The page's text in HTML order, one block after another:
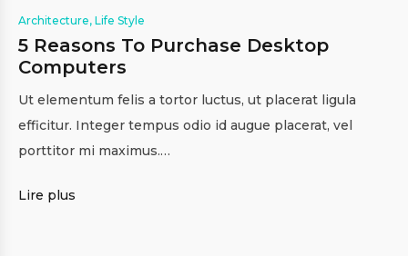
Architecture, Life Style
5 Reasons To Purchase Desktop
Computers
Ut elementum felis a tortor luctus, ut placerat ligula
efficitur. Integer tempus odio id augue placerat, vel
porttitor mi maximus.…
Lire plus